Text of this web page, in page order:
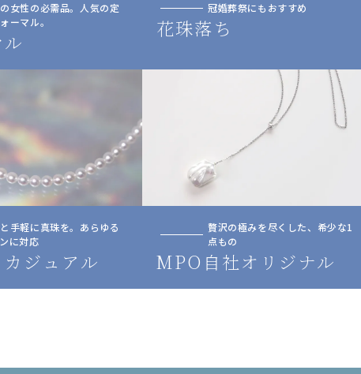
女性の必需品。人気の定
ーマル。
冠婚葬祭にもおすすめ
花珠落ち
手軽に真珠を。あらゆる
に対応
ジュアル
贅沢の極みを尽くした、希少な1
点もの
MPO自社オリジナル